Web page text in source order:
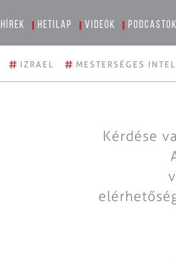
Hírek Hetilap Videók Podcastok
# IZRAEL # MESTERSÉGES
Kérdése